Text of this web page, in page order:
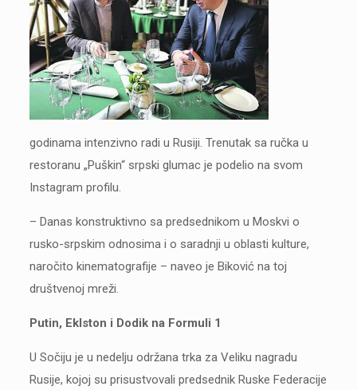
godinama intenzivno radi u Rusiji. Trenutak sa ručka u
restoranu „Puškin“ srpski glumac je podelio na svom
Instagram profilu.
– Danas konstruktivno sa predsednikom u Moskvi o
rusko-srpskim odnosima i o saradnji u oblasti kulture,
naročito kinematografije – naveo je Biković na toj
društvenoj mreži.
Putin, Eklston i Dodik na Formuli 1
U Sočiju je u nedelju održana trka za Veliku nagradu
Rusije, kojoj su prisustvovali predsednik Ruske Federacije